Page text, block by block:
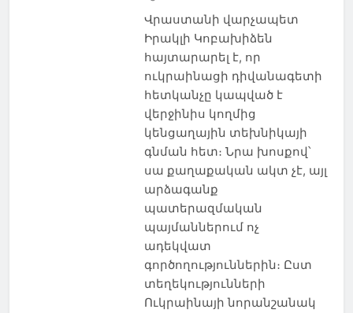
Վրաստանի վարչապետ
Իրակլի Կոբախիձեն
հայտարարել է, որ
ուկրաինացի դիվանագետի
հետկանչը կապված է
վերջինիս կողմից
կենցաղային տեխնիկայի
գնման հետ։ Նրա խոսքով՝
սա քաղաքական ակտ չէ, այլ
արձագանք
պատերազմական
պայմաններում ոչ
ադեկվատ
գործողություններին։ Ըստ
տեղեկությունների
Ուկրաինայի նորանշանակ